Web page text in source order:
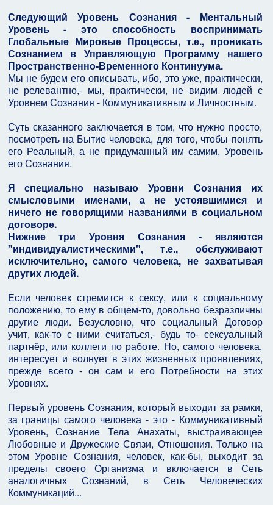
Следующий Уровень Сознания - Ментальный
Уровень - это способность воспринимать
Глобальные Мировые Процессы, т.е., проникать
Сознанием в Управляющую Программу нашего
Пространственно-Временного Континуума.
Мы не будем его описывать, ибо, это уже, практически,
не релевантно,- мы, практически, не видим людей с
Уровнем Сознания - Коммуникативным и Личностным.
Суть сказанного заключается в том, что нужно просто,
посмотреть на Бытие человека, для того, чтобы понять
его Реальный, а не придуманный им самим, Уровень
его Сознания.
Я специально называю Уровни Сознания их
смысловыми именами, а не устоявшимися и
ничего не говорящими названиями в социальном
договоре.
Нижние три Уровня Сознания - являются
"индивидуалистическими", т.е., обслуживают
исключительно, самого человека, не захватывая
других людей.
Если человек стремится к сексу, или к социальному
положению, то ему в общем-то, довольно безразличны
другие люди. Безусловно, что социальный Договор
учит, как-то с ними считаться,- будь то- сексуальный
партнёр, или коллеги по работе. Но, самого человека,
интересует и волнует в этих жизненных проявлениях,
прежде всего - он сам и его Потребности на этих
Уровнях.
Первый уровень Сознания, который выходит за рамки,
за границы самого человека - это - Коммуникативный
Уровень, Сознание Тела Анахаты, выстраивающее
Любовные и Дружеские Связи, Отношения. Только на
этом Уровне Сознания, человек, как-бы, выходит за
пределы своего Организма и включается в Сеть
аналогичных Сознаний, в Сеть Человеческих
Коммуникаций...